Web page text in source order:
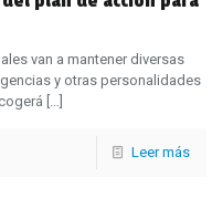
van a mantener diversas
y otras personalidades
Leer más